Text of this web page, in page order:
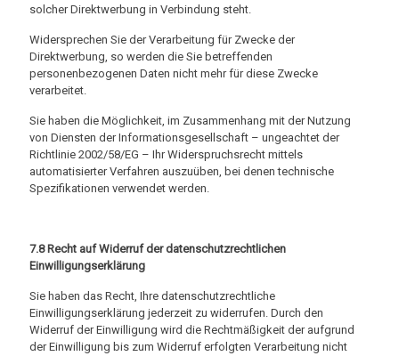
solcher Direktwerbung in Verbindung steht.
Widersprechen Sie der Verarbeitung für Zwecke der
Direktwerbung, so werden die Sie betreffenden
personenbezogenen Daten nicht mehr für diese Zwecke
verarbeitet.
Sie haben die Möglichkeit, im Zusammenhang mit der Nutzung
von Diensten der Informationsgesellschaft – ungeachtet der
Richtlinie 2002/58/EG – Ihr Widerspruchsrecht mittels
automatisierter Verfahren auszuüben, bei denen technische
Spezifikationen verwendet werden.
7.8 Recht auf Widerruf der datenschutzrechtlichen
Einwilligungserklärung
Sie haben das Recht, Ihre datenschutzrechtliche
Einwilligungserklärung jederzeit zu widerrufen. Durch den
Widerruf der Einwilligung wird die Rechtmäßigkeit der aufgrund
der Einwilligung bis zum Widerruf erfolgten Verarbeitung nicht